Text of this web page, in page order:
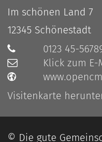
Im schönen Land 7
12345 Schönestadt
0123 45-
Klick zum
Visitenkarte
© Die gute